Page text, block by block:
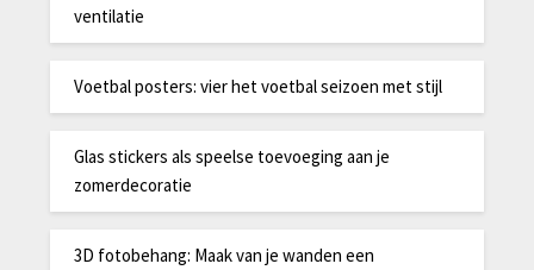
ventilatie
Voetbal posters: vier het voetbal seizoen met stijl
Glas stickers als speelse toevoeging aan je
zomerdecoratie
3D fotobehang: Maak van je wanden een